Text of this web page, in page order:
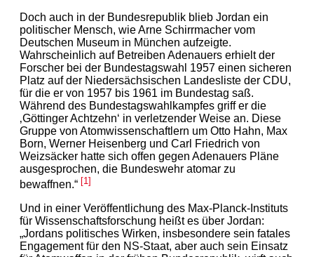
Doch auch in der Bundesrepublik blieb Jordan ein
politischer Mensch, wie Arne Schirrmacher vom
Deutschen Museum in München aufzeigte.
Wahrscheinlich auf Betreiben Adenauers erhielt der
Forscher bei der Bundestagswahl 1957 einen sicheren
Platz auf der Niedersächsischen Landesliste der CDU,
für die er von 1957 bis 1961 im Bundestag saß.
Während des Bundestagswahlkampfes griff er die
‚Göttinger Achtzehn‘ in verletzender Weise an. Diese
Gruppe von Atomwissenschaftlern um Otto Hahn, Max
Born, Werner Heisenberg und Carl Friedrich von
Weizsäcker hatte sich offen gegen Adenauers Pläne
ausgesprochen, die Bundeswehr atomar zu
bewaffnen.“ [1]
Und in einer Veröffentlichung des Max-Planck-Instituts
für Wissenschaftsforschung heißt es über Jordan:
„Jordans politisches Wirken, insbesondere sein fatales
Engagement für den NS-Staat, aber auch sein Einsatz